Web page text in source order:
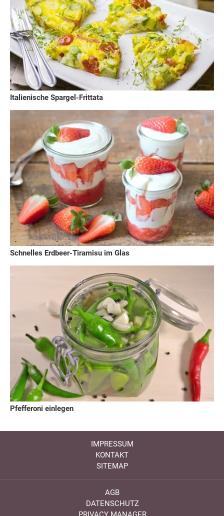
Italienische Spargel-Frittata
Schnelles Erdbeer-Tiramisu im Glas
Pfefferoni einlegen
IMPRESSUM
KONTAKT
SITEMAP
AGB
DATENSCHUTZ